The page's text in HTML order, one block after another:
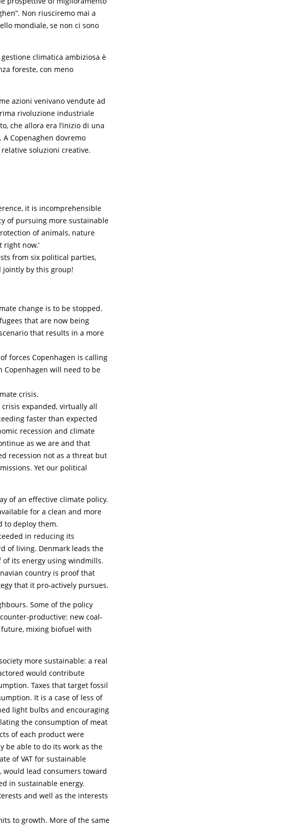
Non riusciremo mai a
mondiale, se non ci sono
climatica ambiziosa è
foreste, con meno
azioni venivano vendute ad
rivoluzione industriale
che allora era l’inizio di una
Copenaghen dovremo
soluzioni creative.
it is incomprehensible
of pursuing more sustainable
of animals, nature
now.’
from six political parties,
jointly by this group!
change is to be stopped.
that are now being
that results in a more
forces Copenhagen is calling
Copenhagen will need to be
crisis.
expanded, virtually all
faster than expected
recession and climate
as we are and that
recession not as a threat but
Yet our political
of an effective climate policy.
for a clean and more
to deploy them.
in reducing its
of living. Denmark leads the
its energy using windmills.
country is proof that
that it pro-actively pursues.
Some of the policy
productive: new coal-
mixing biofuel with
more sustainable: a real
would contribute
Taxes that target fossil
It is a case of less of
light bulbs and encouraging
the consumption of meat
of each product were
be able to do its work as the
of VAT for sustainable
would lead consumers toward
in sustainable energy.
and well as the interests
to growth. More of the same